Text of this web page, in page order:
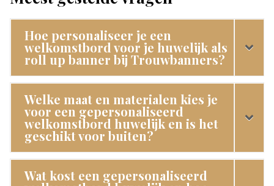
Hoe personaliseer je een
welkomstbord voor je huwelijk als
roll up banner bij Trouwbanners?
Welke maat en materialen kies je
voor een gepersonaliseerd
welkomstbord huwelijk en is het
geschikt voor buiten?
Wat kost een gepersonaliseerd